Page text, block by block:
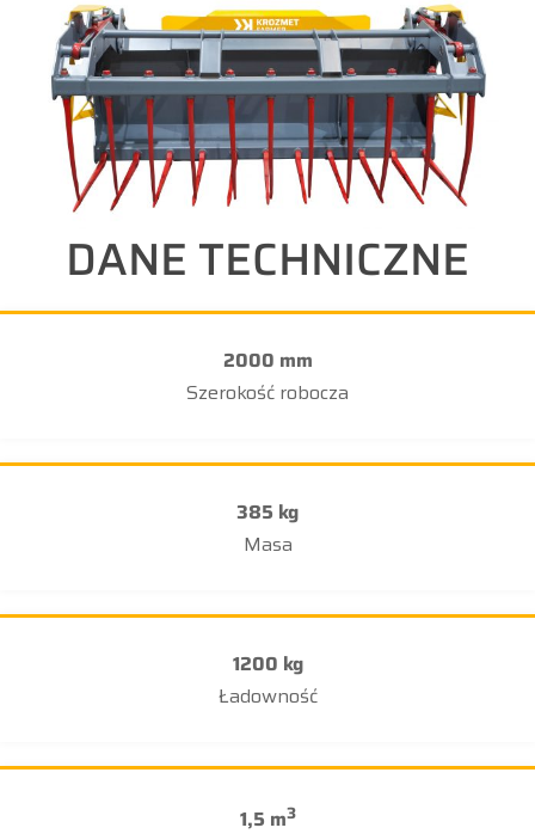
DANE TECHNICZNE
2000 mm
Szerokość robocza
385 kg
Masa
1200 kg
Ładowność
1,5 m3